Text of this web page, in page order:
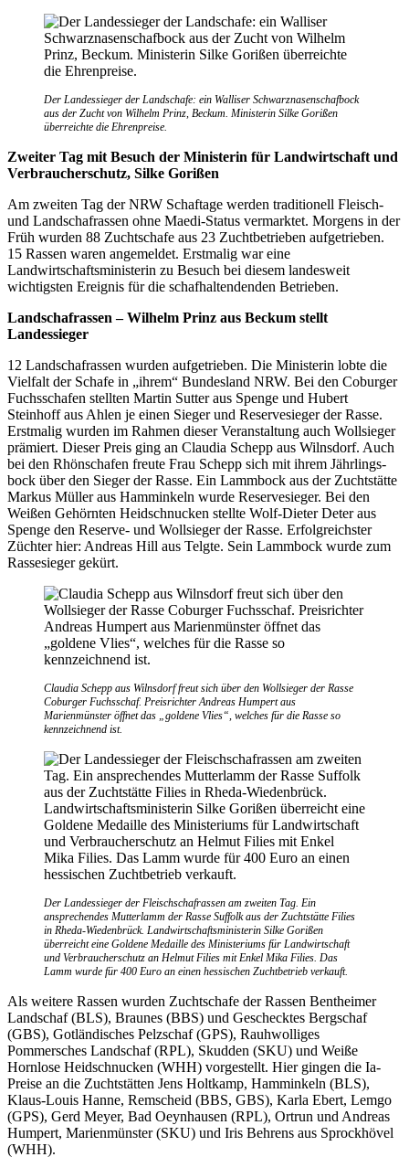
Der Landessieger der Landschafe: ein Walliser Schwarznasenschafbock
aus der Zucht von Wilhelm Prinz, Beckum. Ministerin Silke Gorißen
überreichte die Ehrenpreise.
Zweiter Tag mit Besuch der Ministerin für Landwirtschaft und
Verbraucherschutz, Silke Gorißen
Am zweiten Tag der NRW Schaftage werden traditionell Fleisch-
und Landschafrassen ohne Maedi-Status ver­marktet. Morgens in der
Früh wurden 88 Zuchtschafe aus 23 Zuchtbetrieben aufgetrieben.
15 Rassen waren angemeldet. Erstmalig war eine
Landwirtschaftsministerin zu Besuch bei diesem landesweit
wichtigsten Ereignis für die schafhaltendenden Betrieben.
Landschafrassen – Wilhelm Prinz aus Beckum stellt
Landessieger
12 Landschafrassen wurden aufgetrieben. Die Ministerin lobte die
Vielfalt der Schafe in „ihrem“ Bundesland NRW. Bei den Coburger
Fuchsschafen stellten Martin Sutter aus Spenge und Hubert
Steinhoff aus Ahlen je einen Sieger und Reservesieger der Rasse.
Erstmalig wurden im Rahmen dieser Veranstaltung auch Wollsieger
prämiert. Dieser Preis ging an Claudia Schepp aus Wilnsdorf. Auch
bei den Rhönschafen freute Frau Schepp sich mit ihrem Jährlings­
bock über den Sieger der Rasse. Ein Lammbock aus der Zuchtstätte
Markus Müller aus Hamminkeln wurde Reservesieger. Bei den
Weißen Gehörnten Heidschnucken stellte Wolf-Dieter Deter aus
Spenge den Reserve- und Wollsieger der Rasse. Erfolgreichster
Züchter hier: Andreas Hill aus Telgte. Sein Lammbock wurde zum
Rassesieger gekürt.
Claudia Schepp aus Wilnsdorf freut sich über den Wollsieger der Rasse
Coburger Fuchsschaf. Preisrichter Andreas Humpert aus
Marienmünster öffnet das „goldene Vlies“, welches für die Rasse so
kennzeichnend ist.
Der Landessieger der Fleischschafrassen am zweiten Tag. Ein
ansprechendes Mutterlamm der Rasse Suffolk aus der Zuchtstätte Filies
in Rheda-Wiedenbrück. Landwirtschaftsministerin Silke Gorißen
überreicht eine Goldene Medaille des Ministeriums für Landwirtschaft
und Verbraucherschutz an Helmut Filies mit Enkel Mika Filies. Das
Lamm wurde für 400 Euro an einen hessischen Zuchtbetrieb verkauft.
Als weitere Rassen wurden Zuchtschafe der Rassen Bentheimer
Landschaf (BLS), Braunes (BBS) und Geschecktes Bergschaf
(GBS), Gotländisches Pelzschaf (GPS), Rauhwolliges
Pommersches Landschaf (RPL), Skudden (SKU) und Weiße
Hornlose Heidschnucken (WHH) vorgestellt. Hier gingen die Ia-
Preise an die Zuchtstätten Jens Holtkamp, Hamminkeln (BLS),
Klaus-Louis Hanne, Remscheid (BBS, GBS), Karla Ebert, Lemgo
(GPS), Gerd Meyer, Bad Oeynhausen (RPL), Ortrun und Andreas
Humpert, Marienmünster (SKU) und Iris Behrens aus Sprockhövel
(WHH).